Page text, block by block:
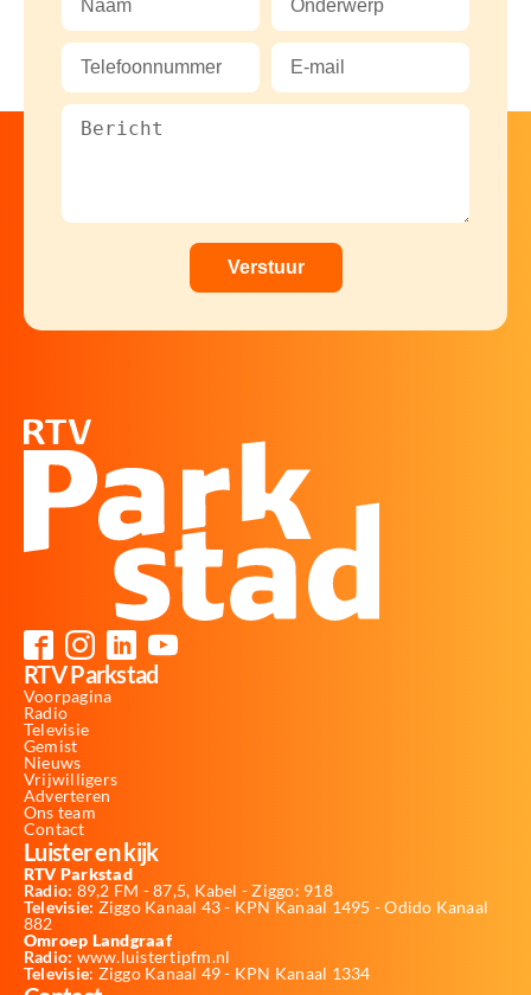
RTV Parkstad
Voorpagina
Radio
Televisie
Gemist
Nieuws
Vrijwilligers
Adverteren
Ons team
Contact
Luister en kijk
RTV Parkstad
Radio: 89,2 FM - 87,5, Kabel - Ziggo: 918
Televisie: Ziggo Kanaal 43 - KPN Kanaal 1495 - Odido Kanaal
882
Omroep Landgraaf
Radio: www.luistertipfm.nl
Televisie: Ziggo Kanaal 49 - KPN Kanaal 1334